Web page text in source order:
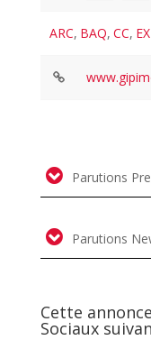
ARC, BAQ, CC,
Parutions
Parutions
Cette
Sociaux